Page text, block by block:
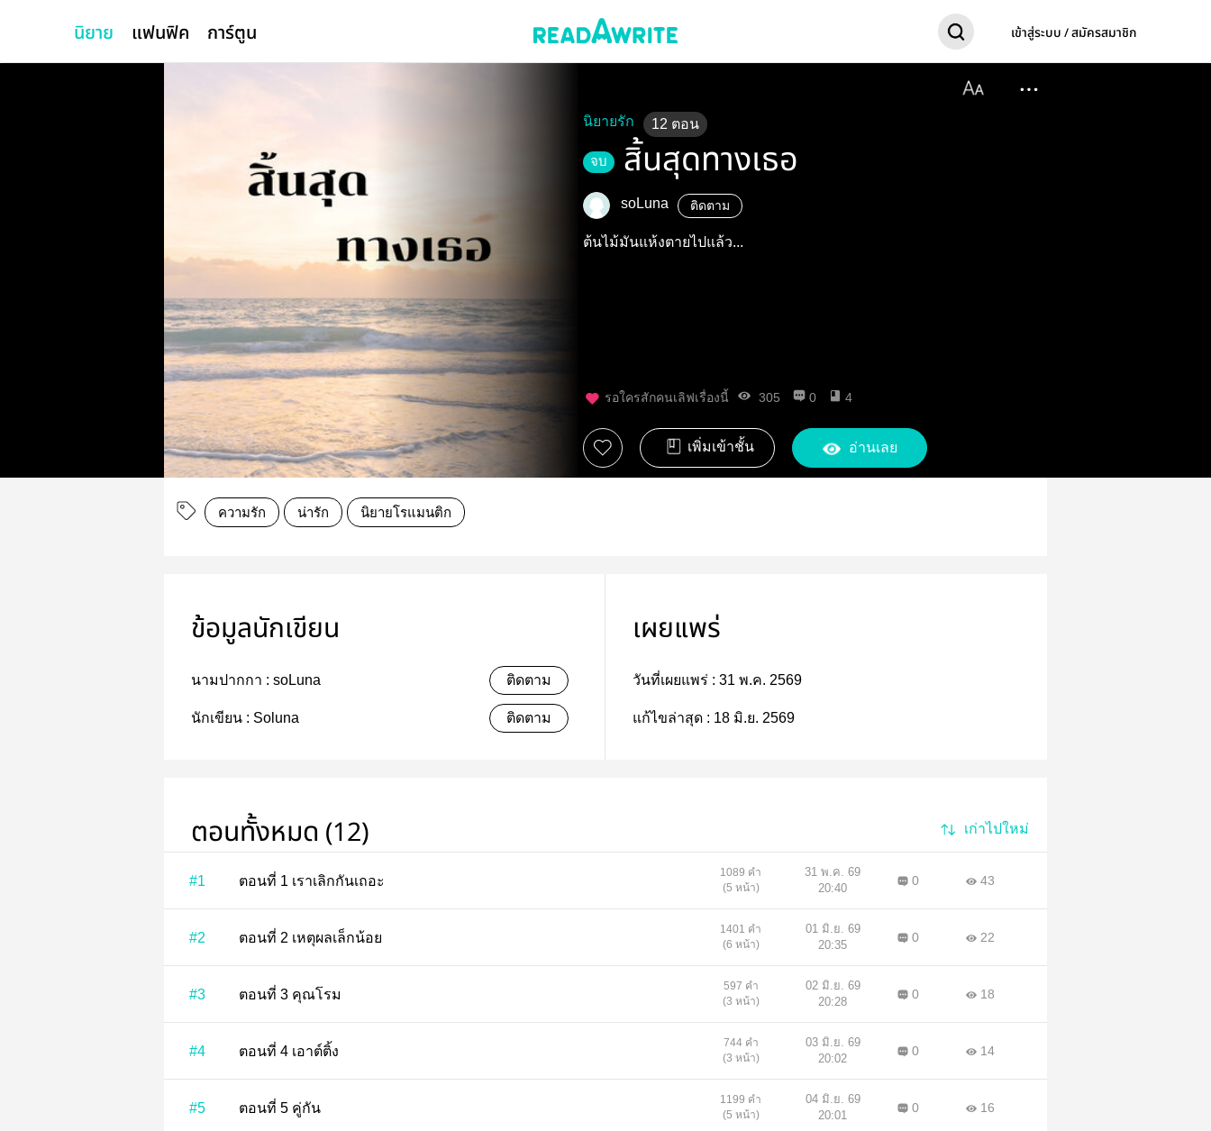
นิยาย แฟนฟิค การ์ตูน เข้าสู่ระบบ / สมัครสมาชิก
นิยายรัก 12 ตอน
จบ สิ้นสุดทางเธอ
soLuna ติดตาม
ต้นไม้มันแห้งตายไปแล้ว...
รอใครสักคนเลิฟเรื่องนี้ 305 0 4
เพิ่มเข้าชั้น อ่านเลย
ความรัก น่ารัก นิยายโรแมนติก
ข้อมูลนักเขียน
นามปากกา : soLuna ติดตาม
นักเขียน : Soluna ติดตาม
เผยแพร่
วันที่เผยแพร่ : 31 พ.ค. 2569
แก้ไขล่าสุด : 18 มิ.ย. 2569
ตอนทั้งหมด (12) เก่าไปใหม่
#1 ตอนที่ 1 เราเลิกกันเถอะ
1089 คำ
(5 หน้า)
31 พ.ค. 69
20:40
0 43
#2 ตอนที่ 2 เหตุผลเล็กน้อย
1401 คำ
(6 หน้า)
01 มิ.ย. 69
20:35
0 22
#3 ตอนที่ 3 คุณโรม
597 คำ
(3 หน้า)
02 มิ.ย. 69
20:28
0 18
#4 ตอนที่ 4 เอาต์ติ้ง
744 คำ
(3 หน้า)
03 มิ.ย. 69
20:02
0 14
#5 ตอนที่ 5 คู่กัน
1199 คำ
(5 หน้า)
04 มิ.ย. 69
20:01
0 16